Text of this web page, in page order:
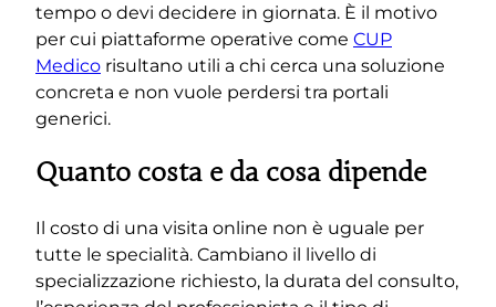
tempo o devi decidere in giornata. È il motivo
per cui piattaforme operative come CUP
Medico risultano utili a chi cerca una soluzione
concreta e non vuole perdersi tra portali
generici.
Quanto costa e da cosa dipende
Il costo di una visita online non è uguale per
tutte le specialità. Cambiano il livello di
specializzazione richiesto, la durata del consulto,